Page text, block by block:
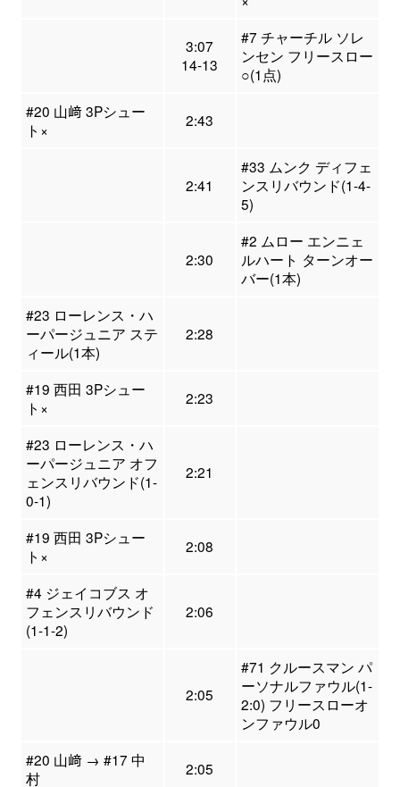
3:07
14-13
#7 チャーチル ソレ
ンセン フリースロー
○(1点)
#20 山﨑 3Pシュー
ト×
2:43
2:41
#33 ムンク ディフェ
ンスリバウンド(1-4-
5)
2:30
#2 ムロー エンニェ
ルハート ターンオー
バー(1本)
#23 ローレンス・ハ
ーパージュニア ステ
ィール(1本)
2:28
#19 西田 3Pシュー
ト×
2:23
#23 ローレンス・ハ
ーパージュニア オフ
ェンスリバウンド(1-
0-1)
2:21
#19 西田 3Pシュー
ト×
2:08
#4 ジェイコブス オ
フェンスリバウンド
(1-1-2)
2:06
2:05
#71 クルースマン パ
ーソナルファウル(1-
2:0) フリースローオ
ンファウル0
#20 山﨑 → #17 中
村
2:05